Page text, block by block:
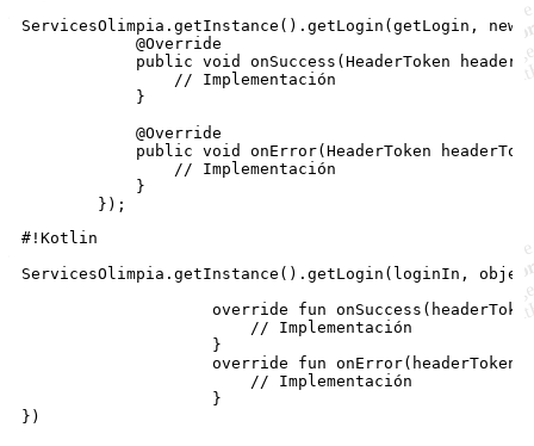
ServicesOlimpia.getInstance().getLogin(getLogin,
            @Override
public void onSuccess(HeaderToken
                // Implementación
            }
            @Override
public void onError(HeaderToken
                // Implementación
            }
#!Kotlin
ServicesOlimpia.getInstance().getLogin(loginIn,
override fun
                        // Implementación
                    }
override fun onError(headerToken
                        // Implementación
                    }